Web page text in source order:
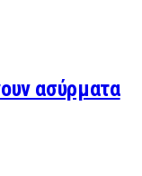
ασύρματα